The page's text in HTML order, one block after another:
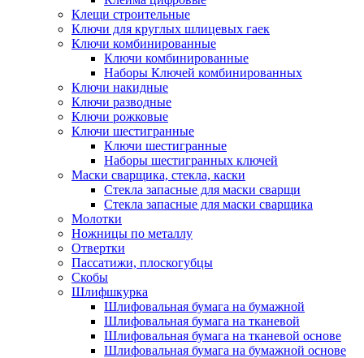
Клещи строительные
Ключи для круглых шлицевых гаек
Ключи комбинированные
Ключи комбинированные
Наборы Ключей комбинированных
Ключи накидные
Ключи разводные
Ключи рожковые
Ключи шестигранные
Ключи шестигранные
Наборы шестигранных ключей
Маски сварщика, стекла, каски
Стекла запасные для маски сварщи
Стекла запасные для маски сварщика
Молотки
Ножницы по металлу
Отвертки
Пассатижи, плоскогубцы
Скобы
Шлифшкурка
Шлифовальная бумага на бумажной
Шлифовальная бумага на тканевой
Шлифовальная бумага на тканевой основе
Шлифовальная бумага на бумажной основе